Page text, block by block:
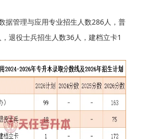
据管理与应用专业招生人数286人，普
退役士兵招生人数36人，建档立卡1